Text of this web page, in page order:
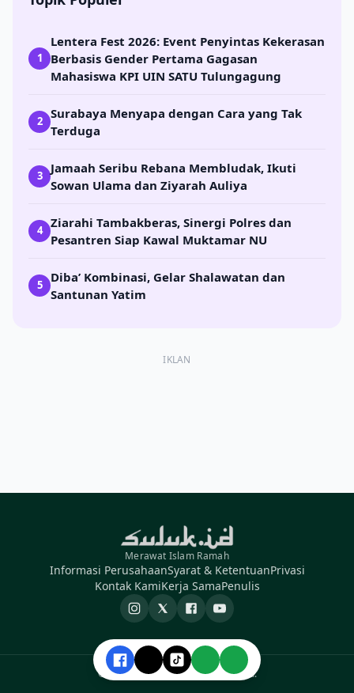
1
Lentera Fest 2026: Event Penyintas Kekerasan
Berbasis Gender Pertama Gagasan
Mahasiswa KPI UIN SATU Tulungagung
2
Surabaya Menyapa dengan Cara yang Tak
Terduga
3
Jamaah Seribu Rebana Membludak, Ikuti
Sowan Ulama dan Ziyarah Auliya
4
Ziarahi Tambakberas, Sinergi Polres dan
Pesantren Siap Kawal Muktamar NU
5
Diba’ Kombinasi, Gelar Shalawatan dan
Santunan Yatim
IKLAN
Merawat Islam Ramah
Informasi PerusahaanSyarat & KetentuanPrivasi
Kontak KamiKerja SamaPenulis
Instagram
X FacebookYouTube
© 2026 Suluk ID. All rights reserved.